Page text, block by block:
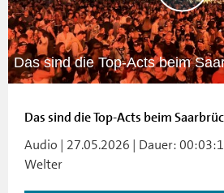
Das sind die Top-Acts beim
Das sind die Top-Acts beim
Audio | 27.05.2026 | Dauer:
Welter